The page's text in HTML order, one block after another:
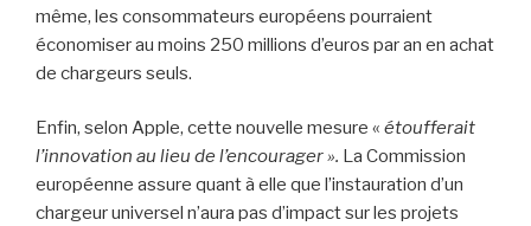
même, les consommateurs européens pourraient
économiser au moins 250 millions d’euros par an en achat
de chargeurs seuls.
Enfin, selon Apple, cette nouvelle mesure « étoufferait
l’innovation au lieu de l’encourager ». La Commission
européenne assure quant à elle que l’instauration d’un
chargeur universel n’aura pas d’impact sur les projets